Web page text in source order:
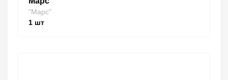
"Марс"
1 шт